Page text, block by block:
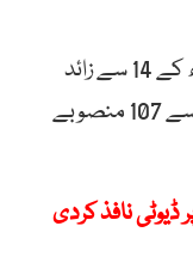
وفاقی بجٹ کے تحت اس کے ساتھ سندھ کے 14 سے زائد
اضلاع کی ترقی کے لیے 444 ارب روپے سے 107 منصوبے
پر ڈیوٹی نافذ کردی